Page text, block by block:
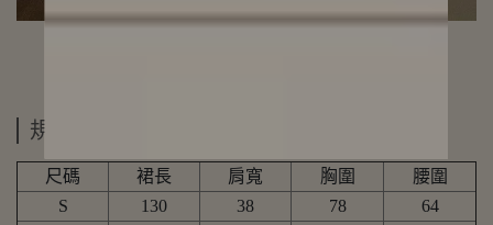
規格說明
尺碼 裙長 肩寬 胸圍
腰圍
S
130 38 78
64